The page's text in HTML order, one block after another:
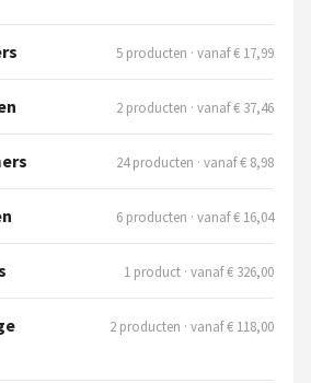
5 producten · vanaf € 17,99
2 producten · vanaf € 37,46
24 producten · vanaf € 8,98
6 producten · vanaf € 16,04
1 product · vanaf € 326,00
2 producten · vanaf € 118,00